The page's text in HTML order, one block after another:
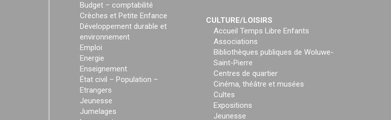
Budget – comptabilité
Crèches et Petite Enfance
Développement durable et
environnement
Emploi
Energie
Enseignement
État civil – Population –
Etrangers
Jeunesse
Jumelages
CULTURE/LOISIRS
Accueil Temps Libre Enfants
Associations
Bibliothèques publiques de Woluwe-
Saint-Pierre
Centres de quartier
Cinéma, théâtre et musées
Cultes
Expositions
Jeunesse